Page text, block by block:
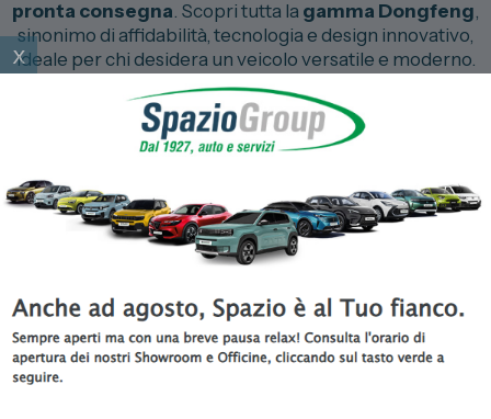
pronta consegna . Scopri tutta la gamma Dongfeng
sinonimo di affidabilità, tecnologia e design innovativo,
ideale per chi desidera un veicolo versatile e moderno.
team di consulenti Dongfeng specializzati
ti accompagnerà nella scelta del modello perfetto,
consulenze personalizzate, assistenza
nostro showroom a Torino e scopri l’esperienza di
guidare una Dongfeng con Spazio.
Ti aspettiamo nelle nostre sedi
Spazio Concessionaria Dongfeng,
x